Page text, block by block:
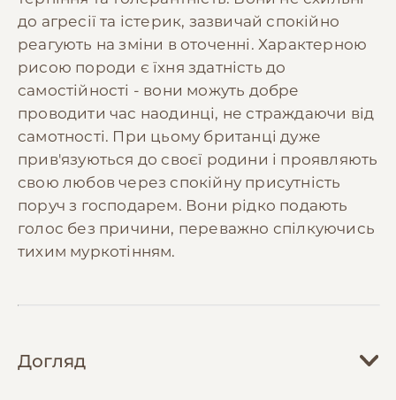
до агресії та істерик, зазвичай спокійно
реагують на зміни в оточенні. Характерною
рисою породи є їхня здатність до
самостійності - вони можуть добре
проводити час наодинці, не страждаючи від
самотності. При цьому британці дуже
прив'язуються до своєї родини і проявляють
свою любов через спокійну присутність
поруч з господарем. Вони рідко подають
голос без причини, переважно спілкуючись
тихим муркотінням.
Догляд